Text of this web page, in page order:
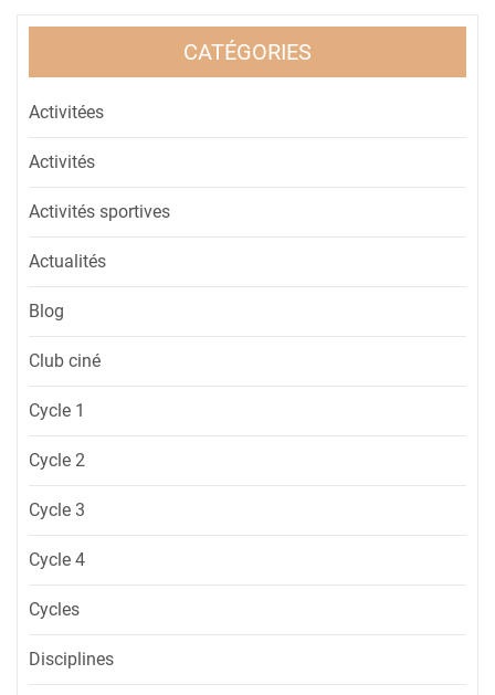
CATÉGORIES
Activitées
Activités
Activités sportives
Actualités
Blog
Club ciné
Cycle 1
Cycle 2
Cycle 3
Cycle 4
Cycles
Disciplines